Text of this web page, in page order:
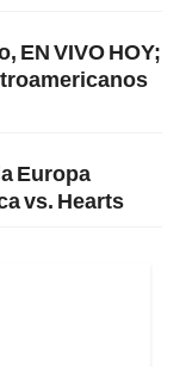
EN VIVO HOY;
Europa
vs. Hearts